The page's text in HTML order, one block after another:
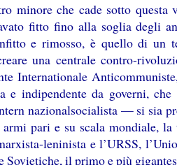
minore che cade sotto questa
fitto fino alla soglia degli
e rimosso, è quello di un
una centrale contro-
Internationale
e indipendente da governi,
nazionalsocialista — si sia
pari e su scala mondiale,
leninista e l’URSS,
Sovietiche, il primo e più